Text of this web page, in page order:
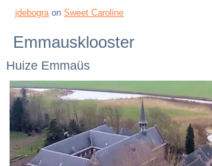
jdebograonSweet Caroline
Emmausklooster
Huize Emmaüs